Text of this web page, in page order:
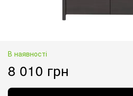
В наявності
8 010 грн